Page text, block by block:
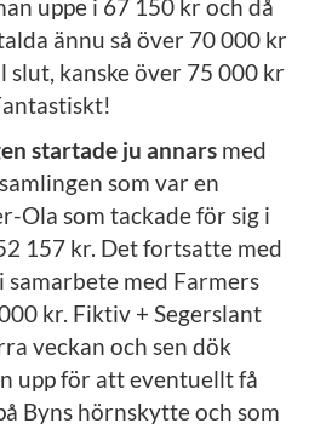
uppe i 67 150 kr och då
ännu så över 70 000 kr
kanske över 75 000 kr
startade ju annars med
som var en
Ola som tackade för sig i
157 kr. Det fortsatte med
samarbete med Farmers
kr. Fiktiv + Segerslant
veckan och sen dök
upp för att eventuellt få
Byns hörnskytte och som